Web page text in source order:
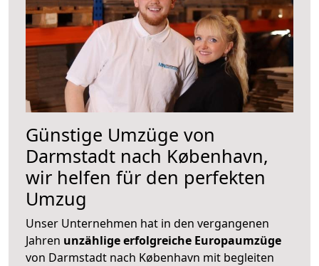
Günstige Umzüge von
Darmstadt nach København,
wir helfen für den perfekten
Umzug
Unser Unternehmen hat in den vergangenen
Jahren unzählige erfolgreiche Europaumzüge
von Darmstadt nach København mit begleiten